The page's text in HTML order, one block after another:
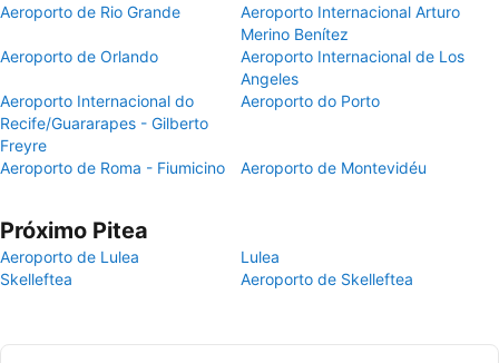
Aeroporto de Rio Grande
Aeroporto Internacional Arturo
Merino Benítez
Aeroporto de Orlando
Aeroporto Internacional de Los
Angeles
Aeroporto Internacional do
Recife/Guararapes - Gilberto
Freyre
Aeroporto do Porto
Aeroporto de Roma - Fiumicino Aeroporto de Montevidéu
Próximo Pitea
Aeroporto de Lulea
Lulea
Skelleftea
Aeroporto de Skelleftea